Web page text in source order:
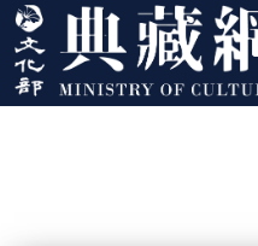
跳到主要內容
:::